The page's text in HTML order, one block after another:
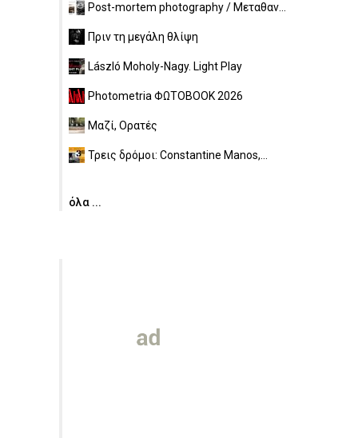
Post-mortem photography / Μεταθαν...
Πριν τη μεγάλη θλίψη
László Moholy-Nagy. Light Play
Photometria ΦΩΤΟBOOK 2026
Μαζί, Ορατές
Τρεις δρόμοι: Constantine Manos,...
όλα ...